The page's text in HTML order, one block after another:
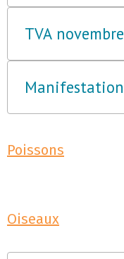
TVA
Poissons
Oiseaux